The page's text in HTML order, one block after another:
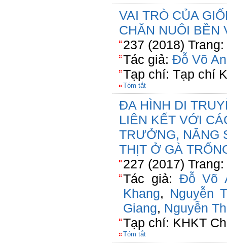
VAI TRÒ CỦA
CHĂN NUÔI BỀN
237 (2018)
Tác giả: Đỗ Võ
Tạp chí: Tạp chí
Tóm tắt
ĐA HÌNH DI
LIÊN KẾT VỚI
TRƯỞNG, NĂNG
THỊT Ở GÀ
227 (2017) Trang:
Tác giả: Đỗ Võ
Khang, Nguyễn
Giang, Nguyễn
Tạp chí: KHKT
Tóm tắt